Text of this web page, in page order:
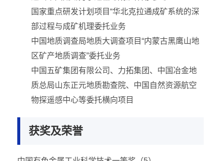
国家重点研发计划项目“华北克拉通成矿系统的深
部过程与成矿机理委托业务
中国地质调查局地质大调查项目“内蒙古黑鹰山地
区矿产地质调查”委托业务
中国五矿集团有限公司、力拓集团、中国冶金地
质总局山东正元地质勘查院、中国自然资源航空
物探遥感中心等委托横向项目
获奖及荣誉